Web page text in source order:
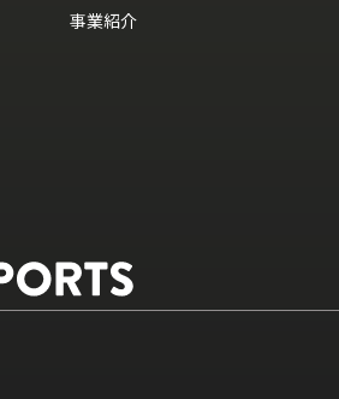
事業紹介